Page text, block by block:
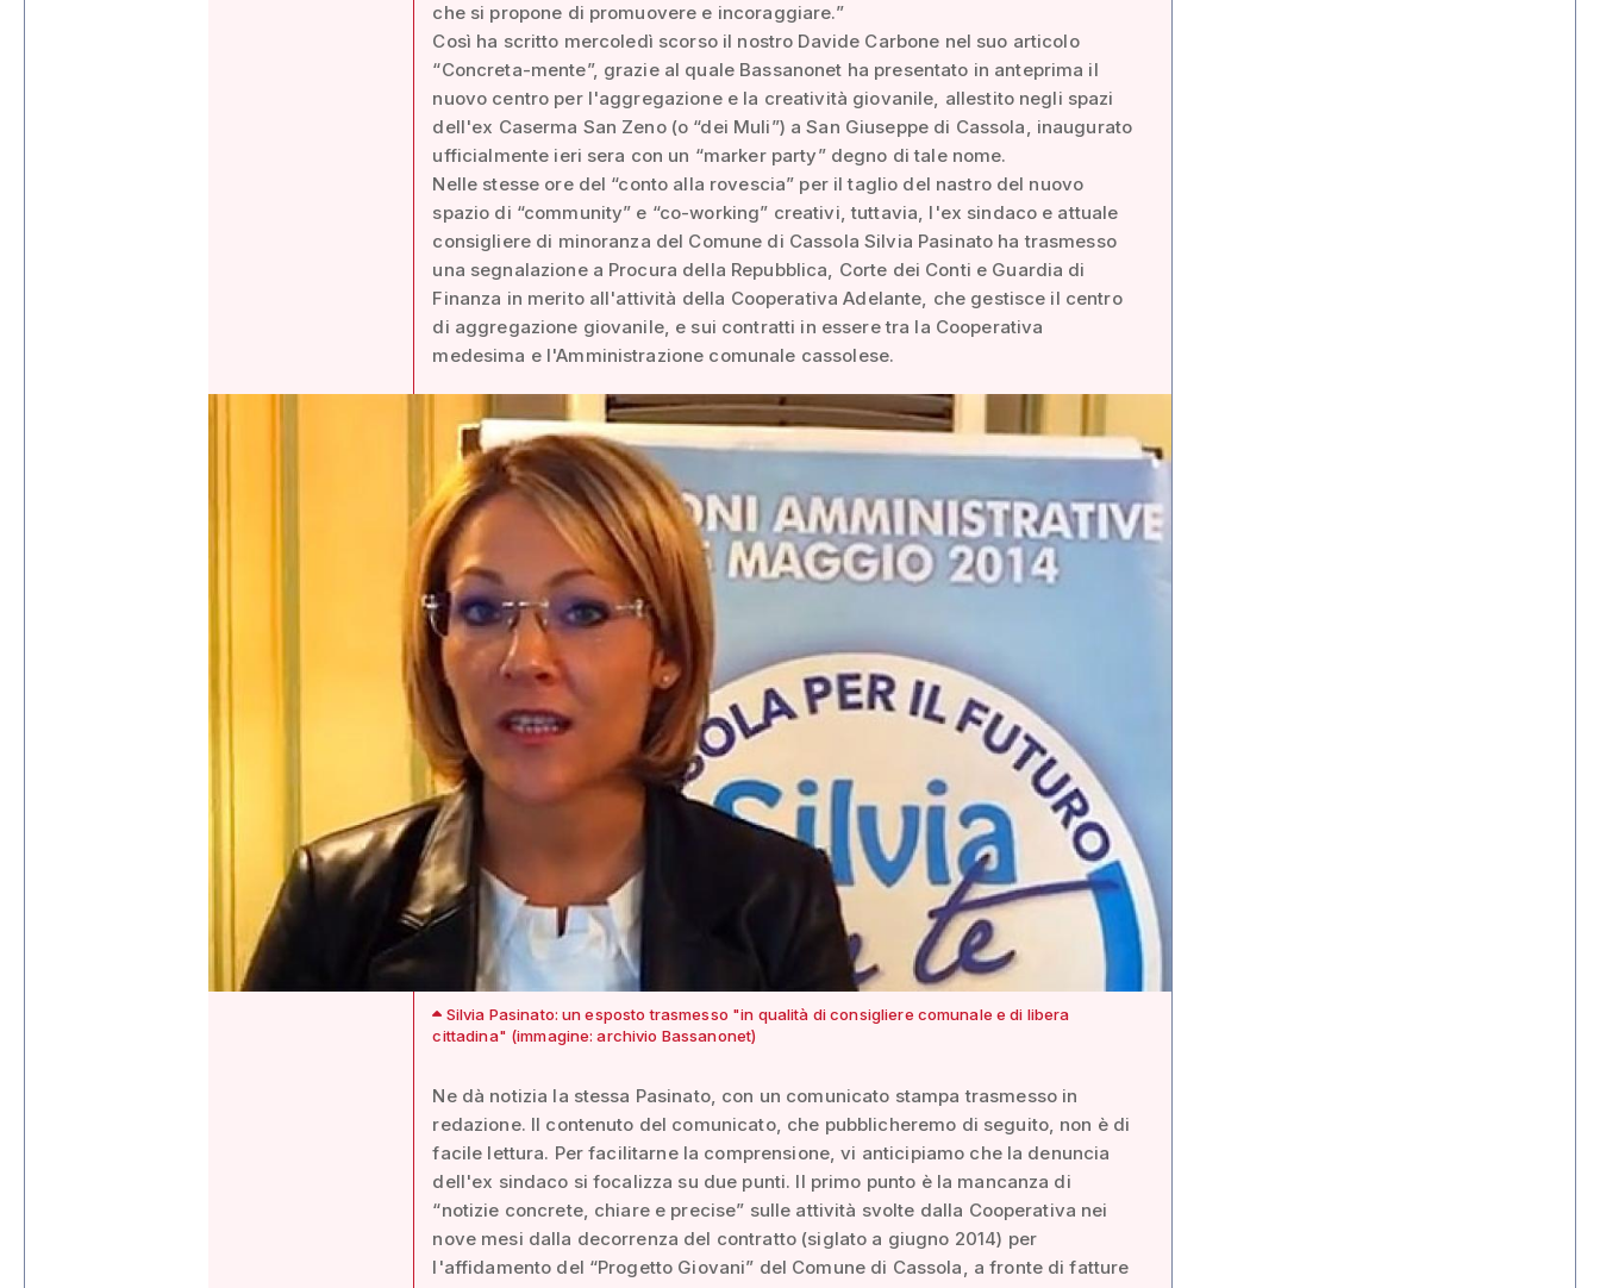
che si propone di promuovere e incoraggiare.”
Così ha scritto mercoledì scorso il nostro Davide Carbone nel suo articolo
“Concreta-mente”, grazie al quale Bassanonet ha presentato in anteprima il
nuovo centro per l'aggregazione e la creatività giovanile, allestito negli spazi
dell'ex Caserma San Zeno (o “dei Muli”) a San Giuseppe di Cassola, inaugurato
ufficialmente ieri sera con un “marker party” degno di tale nome.
Nelle stesse ore del “conto alla rovescia” per il taglio del nastro del nuovo
spazio di “community” e “co-working” creativi, tuttavia, l'ex sindaco e attuale
consigliere di minoranza del Comune di Cassola Silvia Pasinato ha trasmesso
una segnalazione a Procura della Repubblica, Corte dei Conti e Guardia di
Finanza in merito all'attività della Cooperativa Adelante, che gestisce il centro
di aggregazione giovanile, e sui contratti in essere tra la Cooperativa
medesima e l'Amministrazione comunale cassolese.
Silvia Pasinato: un esposto trasmesso "in qualità di consigliere comunale e di libera
cittadina" (immagine: archivio Bassanonet)
Ne dà notizia la stessa Pasinato, con un comunicato stampa trasmesso in
redazione. Il contenuto del comunicato, che pubblicheremo di seguito, non è di
facile lettura. Per facilitarne la comprensione, vi anticipiamo che la denuncia
dell'ex sindaco si focalizza su due punti. Il primo punto è la mancanza di
“notizie concrete, chiare e precise” sulle attività svolte dalla Cooperativa nei
nove mesi dalla decorrenza del contratto (siglato a giugno 2014) per
l'affidamento del “Progetto Giovani” del Comune di Cassola, a fronte di fatture